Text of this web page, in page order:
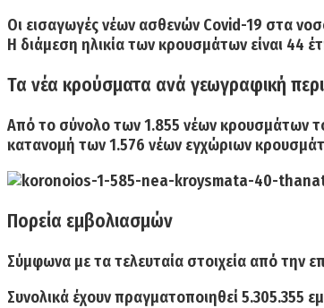
Οι εισαγωγές νέων ασθενών Covid-19 στα
Η διάμεση ηλικία των κρουσμάτων είναι 44
Τα νέα κρούσματα ανά γεωγραφική
Από το σύνολο των 1.855 νέων κρουσμάτων
κατανομή των 1.576 νέων εγχώριων
Πορεία εμβολιασμών
Σύμφωνα με τα τελευταία στοιχεία από την
Συνολικά έχουν πραγματοποιηθεί5.305.355